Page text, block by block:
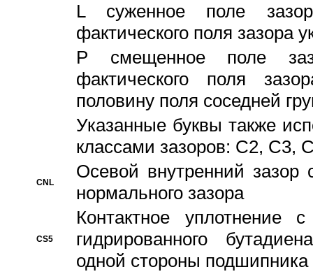
L суженное поле
фактического поля зазора
P смещенное поле
фактического поля
половину поля соседней
Указанные буквы также
классами зазоров: С2,
CNL
Осевой внутренний зазор
нормального зазора
CS5
Контактное уплотнение
гидрированного
одной стороны подшипника